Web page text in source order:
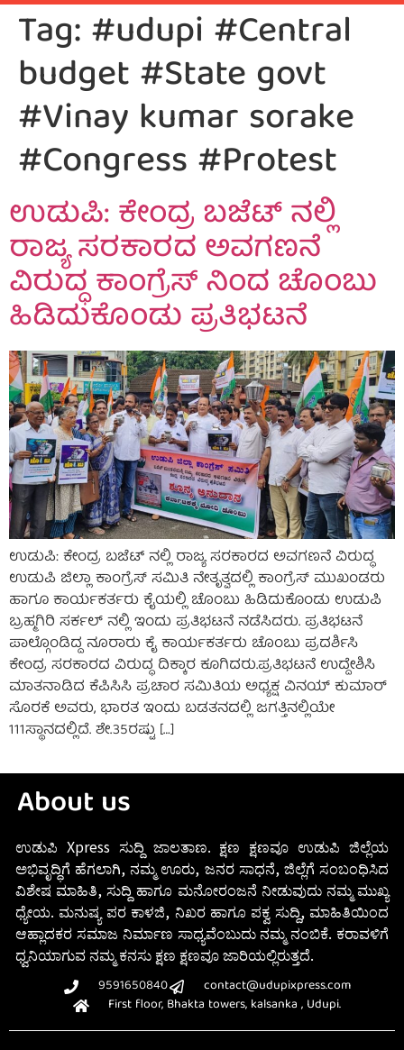
Tag:#udupi #Central
budget #State govt
#Vinay kumar sorake
#Congress #Protest
ಉಡುಪಿ: ಕೇಂದ್ರ ಬಜೆಟ್ ನಲ್ಲಿ
ರಾಜ್ಯ ಸರಕಾರದ ಅವಗಣನೆ
ವಿರುದ್ಧ ಕಾಂಗ್ರೆಸ್ ನಿಂದ ಚೊಂಬು
ಹಿಡಿದುಕೊಂಡು ಪ್ರತಿಭಟನೆ
ಉಡುಪಿ: ಕೇಂದ್ರ ಬಜೆಟ್ ನಲ್ಲಿ ರಾಜ್ಯ ಸರಕಾರದ ಅವಗಣನೆ ವಿರುದ್ಧ
ಉಡುಪಿ ಜಿಲ್ಲಾ ಕಾಂಗ್ರೆಸ್ ಸಮಿತಿ ನೇತೃತ್ವದಲ್ಲಿ ಕಾಂಗ್ರೆಸ್ ಮುಖಂಡರು
ಹಾಗೂ ಕಾರ್ಯಕರ್ತರು ಕೈಯಲ್ಲಿ ಚೊಂಬು ಹಿಡಿದುಕೊಂಡು ಉಡುಪಿ
ಬ್ರಹ್ಮಗಿರಿ ಸರ್ಕಲ್ ನಲ್ಲಿ ಇಂದು ಪ್ರತಿಭಟನೆ ನಡೆಸಿದರು. ಪ್ರತಿಭಟನೆ
ಪಾಲ್ಗೊಂಡಿದ್ದ ನೂರಾರು ಕೈ ಕಾರ್ಯಕರ್ತರು ಚೊಂಬು ಪ್ರದರ್ಶಿಸಿ
ಕೇಂದ್ರ ಸರಕಾರದ ವಿರುದ್ಧ ದಿಕ್ಕಾರ ಕೂಗಿದರು.ಪ್ರತಿಭಟನೆ ಉದ್ದೇಶಿಸಿ
ಮಾತನಾಡಿದ ಕೆಪಿಸಿಸಿ ಪ್ರಚಾರ ಸಮಿತಿಯ ಅಧ್ಯಕ್ಷ ವಿನಯ್ ಕುಮಾರ್
ಸೊರಕೆ ಅವರು, ಭಾರತ ಇಂದು ಬಡತನದಲ್ಲಿ ಜಗತ್ತಿನಲ್ಲಿಯೇ
111ಸ್ಥಾನದಲ್ಲಿದೆ‌‌. ಶೇ.35ರಷ್ಟು […]
About us
ಉಡುಪಿ Xpress ಸುದ್ದಿ ಜಾಲತಾಣ. ಕ್ಷಣ ಕ್ಷಣವೂ ಉಡುಪಿ ಜಿಲ್ಲೆಯ
ಅಭಿವೃದ್ಧಿಗೆ ಹೆಗಲಾಗಿ, ನಮ್ಮ ಊರು, ಜನರ ಸಾಧನೆ, ಜಿಲ್ಲೆಗೆ ಸಂಬಂಧಿಸಿದ
ವಿಶೇಷ ಮಾಹಿತಿ, ಸುದ್ದಿ ಹಾಗೂ ಮನೋರಂಜನೆ ನೀಡುವುದು ನಮ್ಮ ಮುಖ್ಯ
ಧ್ಯೇಯ. ಮನುಷ್ಯ ಪರ ಕಾಳಜಿ, ನಿಖರ ಹಾಗೂ ಪಕ್ವ ಸುದ್ದಿ, ಮಾಹಿತಿಯಿಂದ
ಆಹ್ಲಾದಕರ ಸಮಾಜ ನಿರ್ಮಾಣ ಸಾಧ್ಯವೆಂಬುದು ನಮ್ಮ ನಂಬಿಕೆ. ಕರಾವಳಿಗೆ
ಧ್ವನಿಯಾಗುವ ನಮ್ಮ ಕನಸು ಕ್ಷಣ ಕ್ಷಣವೂ ಜಾರಿಯಲ್ಲಿರುತ್ತದೆ.
9591650840
contact@udupixpress.com
First floor, Bhakta towers, kalsanka , Udupi.